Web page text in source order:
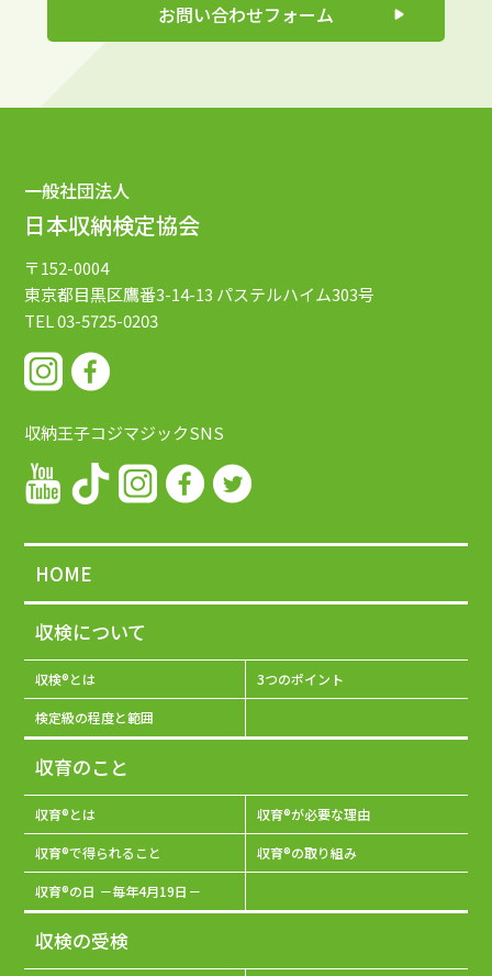
お問い合わせフォーム
一般社団法人
日本収納検定協会
〒152-0004
東京都目黒区鷹番3-14-13 パステルハイム303号
TEL 03-5725-0203
収納王子コジマジックSNS
HOME
収検について
収検®とは 3つのポイント
検定級の程度と範囲
収育のこと
収育®とは 収育®が必要な理由
収育®で得られること 収育®の取り組み
収育®の日 －毎年4月19日－
収検の受検